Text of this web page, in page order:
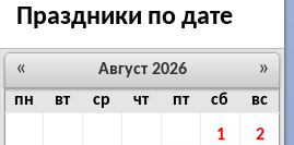
Праздники по дате
« »
Август 2026
пн
вт ср чт пт сб
вс
1
2